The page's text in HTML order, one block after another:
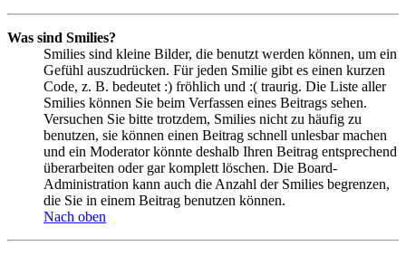
Was sind Smilies?
Smilies sind kleine Bilder, die benutzt werden können, um ein
Gefühl auszudrücken. Für jeden Smilie gibt es einen kurzen
Code, z. B. bedeutet :) fröhlich und :( traurig. Die Liste aller
Smilies können Sie beim Verfassen eines Beitrags sehen.
Versuchen Sie bitte trotzdem, Smilies nicht zu häufig zu
benutzen, sie können einen Beitrag schnell unlesbar machen
und ein Moderator könnte deshalb Ihren Beitrag entsprechend
überarbeiten oder gar komplett löschen. Die Board-
Administration kann auch die Anzahl der Smilies begrenzen,
die Sie in einem Beitrag benutzen können.
Nach oben